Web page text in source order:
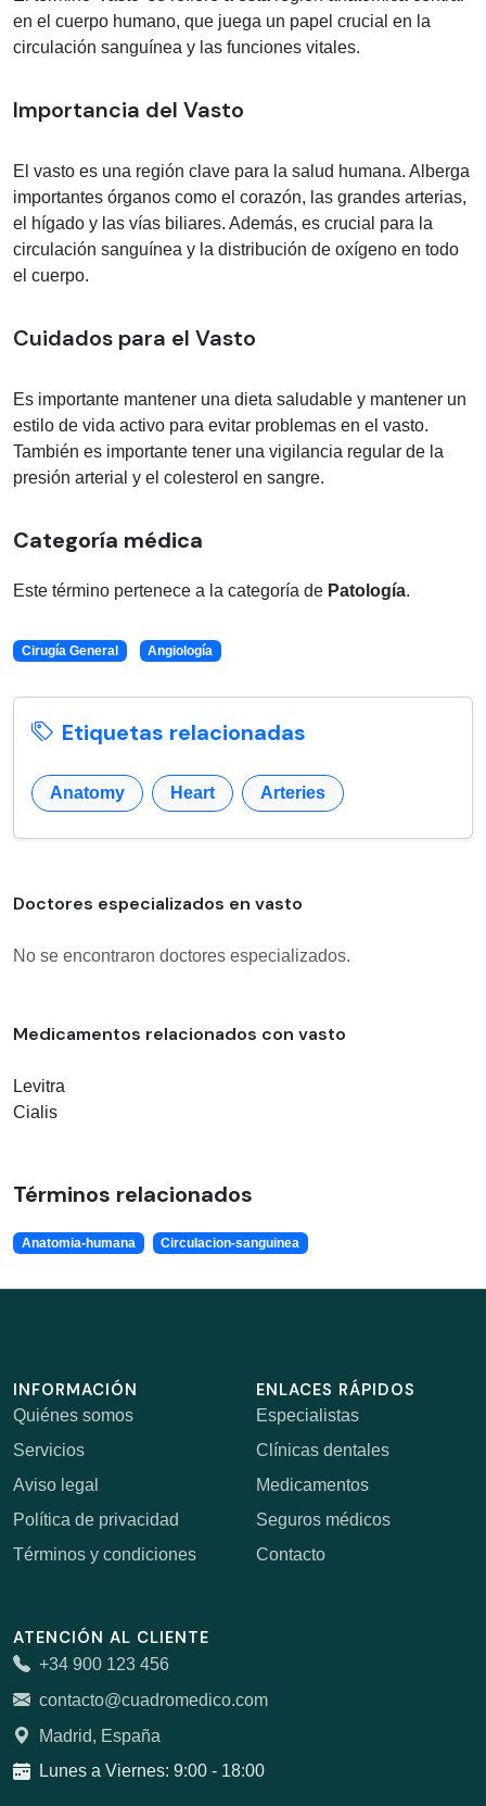
en el cuerpo humano, que juega un papel crucial en la
circulación sanguínea y las funciones vitales.
Importancia del Vasto
El vasto es una región clave para la salud humana. Alberga
importantes órganos como el corazón, las grandes arterias,
el hígado y las vías biliares. Además, es crucial para la
circulación sanguínea y la distribución de oxígeno en todo
el cuerpo.
Cuidados para el Vasto
Es importante mantener una dieta saludable y mantener un
estilo de vida activo para evitar problemas en el vasto.
También es importante tener una vigilancia regular de la
presión arterial y el colesterol en sangre.
Categoría médica
Este término pertenece a la categoría de Patología.
Cirugía General Angiología
Etiquetas relacionadas
Anatomy Heart Arteries
Doctores especializados en vasto
No se encontraron doctores especializados.
Medicamentos relacionados con vasto
Levitra
Cialis
Términos relacionados
Anatomia-humana Circulacion-sanguinea
INFORMACIÓN
Quiénes somos
Servicios
Aviso legal
Política de privacidad
Términos y condiciones
ENLACES RÁPIDOS
Especialistas
Clínicas dentales
Medicamentos
Seguros médicos
Contacto
ATENCIÓN AL CLIENTE
+34 900 123 456
contacto@cuadromedico.com
Madrid, España
Lunes a Viernes: 9:00 - 18:00